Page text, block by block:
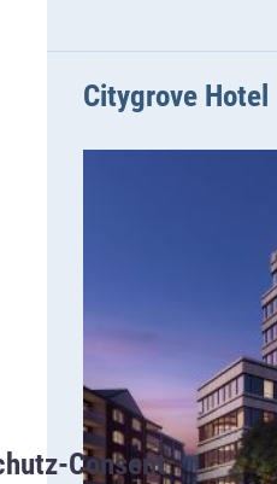
Consent
Citygrove Hotel